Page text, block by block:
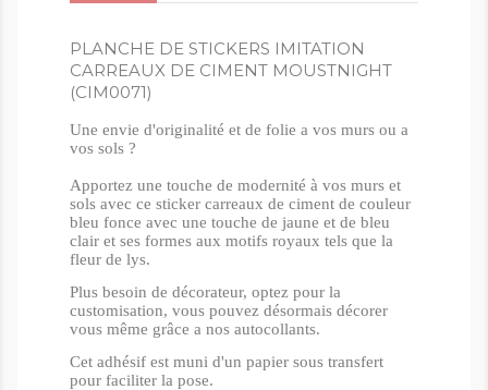
PLANCHE DE STICKERS IMITATION
CARREAUX DE CIMENT MOUSTNIGHT
(CIM0071)
Une envie d'originalité et de folie a vos murs ou a
vos sols ?
Apportez une touche de modernité à vos murs et
sols avec ce sticker carreaux de ciment de couleur
bleu fonce avec une touche de jaune et de bleu
clair et ses formes aux motifs royaux tels que la
fleur de lys.
Plus besoin de décorateur, optez pour la
customisation, vous pouvez désormais décorer
vous même grâce a nos autocollants.
Cet adhésif est muni d'un papier sous transfert
pour faciliter la pose.